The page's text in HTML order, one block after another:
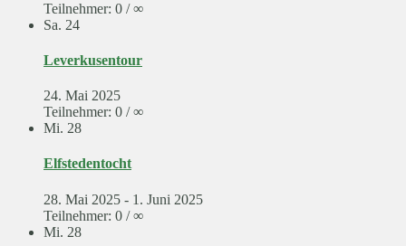
Teilnehmer: 0 / ∞
Sa. 24
Leverkusentour
24. Mai 2025
Teilnehmer: 0 / ∞
Mi. 28
Elfstedentocht
28. Mai 2025 - 1. Juni 2025
Teilnehmer: 0 / ∞
Mi. 28